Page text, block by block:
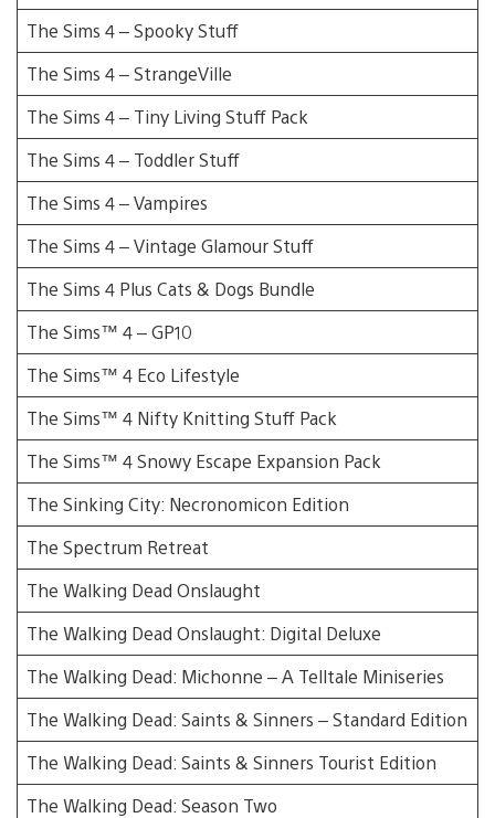
The Sims 4 – Spooky Stuff
The Sims 4 – StrangeVille
The Sims 4 – Tiny Living Stuff Pack
The Sims 4 – Toddler Stuff
The Sims 4 – Vampires
The Sims 4 – Vintage Glamour Stuff
The Sims 4 Plus Cats & Dogs Bundle
The Sims™ 4 – GP10
The Sims™ 4 Eco Lifestyle
The Sims™ 4 Nifty Knitting Stuff Pack
The Sims™ 4 Snowy Escape Expansion Pack
The Sinking City: Necronomicon Edition
The Spectrum Retreat
The Walking Dead Onslaught
The Walking Dead Onslaught: Digital Deluxe
The Walking Dead: Michonne – A Telltale Miniseries
The Walking Dead: Saints & Sinners – Standard Edition
The Walking Dead: Saints & Sinners Tourist Edition
The Walking Dead: Season Two